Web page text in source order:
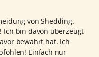
von Shedding.
Ich bin davon überzeugt
bewahrt hat. Ich
Einfach nur